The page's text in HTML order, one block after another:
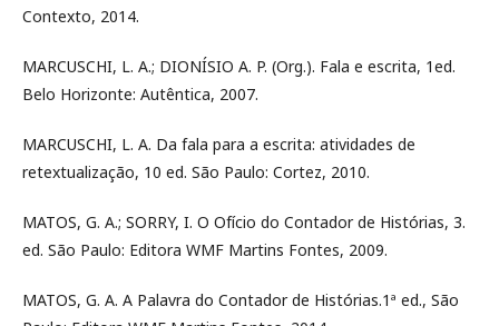
Contexto, 2014.
MARCUSCHI, L. A.; DIONÍSIO A. P. (Org.). Fala e escrita, 1ed.
Belo Horizonte: Autêntica, 2007.
MARCUSCHI, L. A. Da fala para a escrita: atividades de
retextualização, 10 ed. São Paulo: Cortez, 2010.
MATOS, G. A.; SORRY, I. O Ofício do Contador de Histórias, 3.
ed. São Paulo: Editora WMF Martins Fontes, 2009.
MATOS, G. A. A Palavra do Contador de Histórias.1ª ed., São